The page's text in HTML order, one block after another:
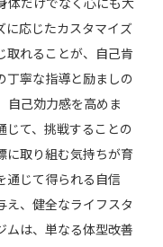
に応じたカスタマイズ
取れることが、自己肯
丁寧な指導と励ましの
自己効力感を高めま
じて、挑戦することの
に取り組む気持ちが育
通じて得られる自信
え、健全なライフスタ
ムは、単なる体型改善